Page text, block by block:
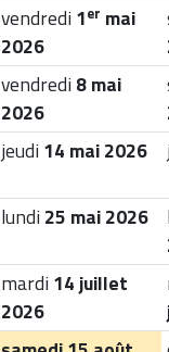
vendredi 1er mai
2026
vendredi 8 mai
2026
jeudi 14 mai 2026
lundi 25 mai 2026
mardi 14 juillet
2026